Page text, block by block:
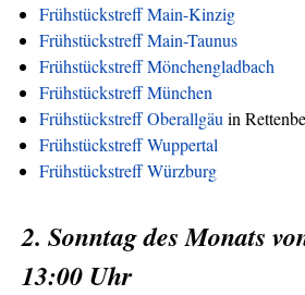
Frühstückstreff Main-Kinzig
Frühstückstreff Main-Taunus
Frühstückstreff Mönchengladbach
Frühstückstreff München
Frühstückstreff Oberallgäu in
Frühstückstreff Wuppertal
Frühstückstreff Würzburg
2. Sonntag des Monats
13:00 Uhr